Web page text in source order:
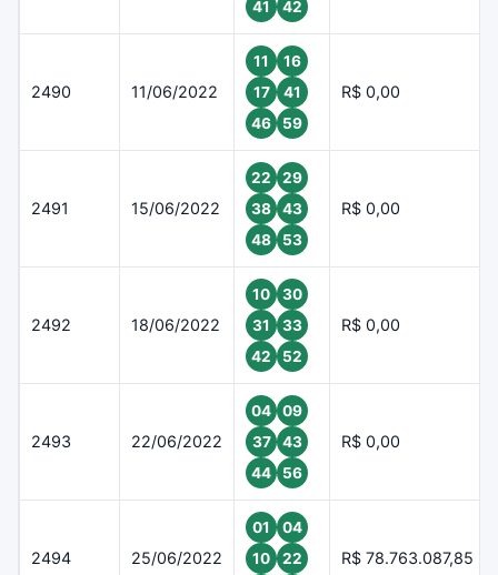
41 42
2490 11/06/2022
11
16
17
41
46
59
R$ 0,00
2491 15/06/2022
22
29
38
43
48
53
R$ 0,00
2492 18/06/2022
10
30
31
33
42
52
R$ 0,00
2493 22/06/2022
04
09
37
43
44
56
R$ 0,00
2494 25/06/2022
01
04
10
22
R$ 78.763.087,85